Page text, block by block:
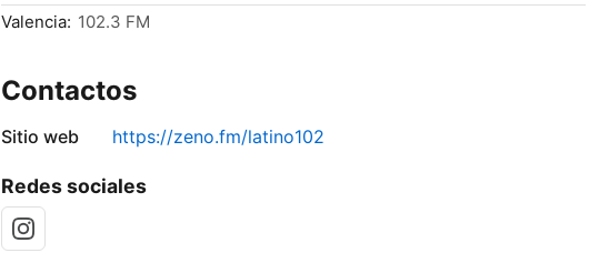
Valencia: 102.3 FM
Contactos
Sitio web https://zeno.fm/latino102
Redes sociales